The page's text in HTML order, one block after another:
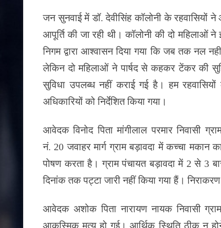
जन सुनवाई में डॉ. देवीसिंह कॉलोनी के
आपूर्ति की जा रही थी। कॉलोनी की दो
निगम द्वारा आश्वासन दिया गया कि जब तक नल
लेकिन दो महिलाओं ने पार्षद से कहकर टेंकर की
सुविधा उपलब्ध नहीं कराई गई है। हम
अधिकारियों को निर्देशित किया गया।
आवेदक विनोद पिता मांगीलाल परमार निवासी
नं. 20 जवाहर मार्ग ग्राम बड़ावदा में कच्चा मकान
पोषण करता है। ग्राम पंचायत बड़ावदा में 2 से 3
दिनांक तक पट्टा जारी नहीं किया गया हैं।
आवेदक अशोक पिता नारायण नायक निवासी
आकस्मिक मृत्यु हो गई। आर्थिक स्थिति ठीक न